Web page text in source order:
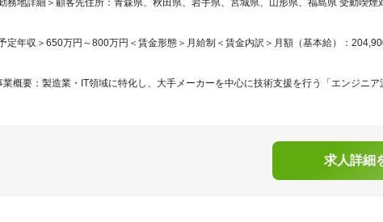
務地詳細＞顧客先住所：青森県、秋田県、岩手県、宮城県、山形県、福島県 受動喫
定年収＞650万円～800万円＜賃金形態＞月給制＜賃金内訳＞月額（基本給）：
業概要：製造業・IT領域に特化し、大手メーカーを中心に技術支援を行う「エンジニ
求人詳細